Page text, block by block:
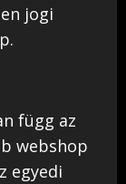
jogi
függ az
webshop
egyedi